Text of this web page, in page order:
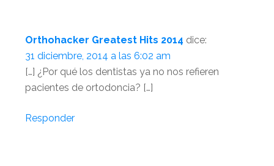
Orthohacker Greatest Hits 2014 dice:
31 diciembre, 2014 a las 6:02 am
[…] ¿Por qué los dentistas ya no nos refieren
pacientes de ortodoncia? […]
Responder